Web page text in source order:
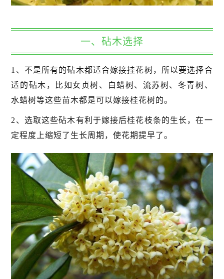
一、砧木选择
1、不是所有的砧木都适合嫁接挂花树，所以要选择合
适的砧木，比如女贞树、白蜡树、流苏树、冬青树、
水蜡树等这些苗木都是可以嫁接桂花树的。
2、选取这些砧木有利于嫁接后桂花枝条的生长，在一
定程度上缩短了生长周期，使花期提早了。